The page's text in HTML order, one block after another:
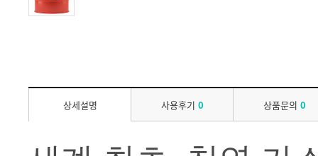
상세설명 사용후기 0 상품문의 0